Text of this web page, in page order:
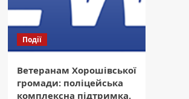
Події
Ветеранам Хорошівської
громади: поліцейська
комплексна підтримка.